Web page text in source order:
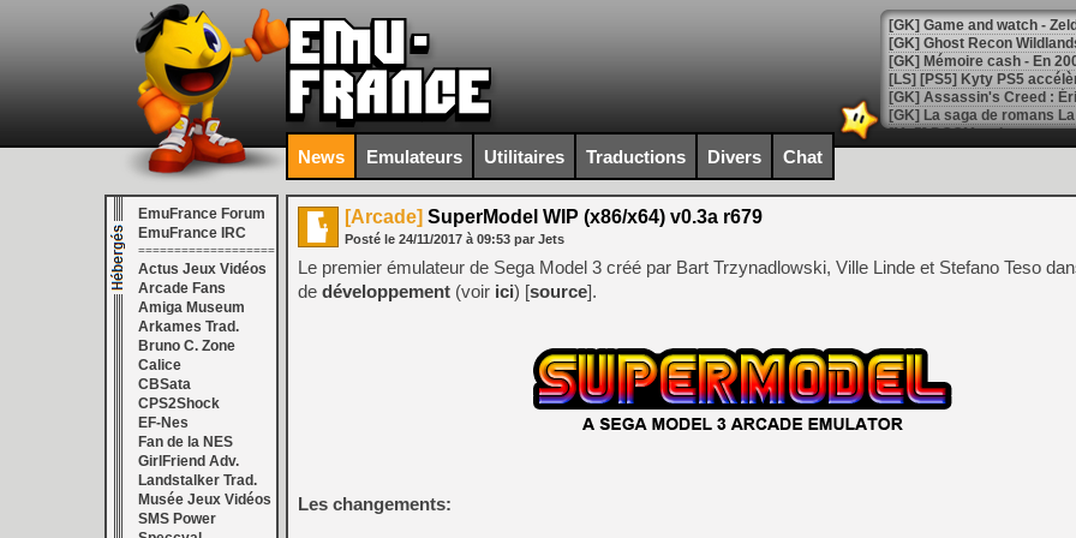
[Mo5] DOOM arrive en
[GK] Bethesda fête les 30
[GK] Roblox : l'action en
[GK] Agenda - GeForce
[GK] Devolver Digital en a
[LS] [PS5] ps5-y2jb-
[GK] Pourquoi Marvel
[GK] Test : Restory : Chill
[GK] GTA 6 : Rockstar
[GK] Hot Wheels Infinite
[GK] Mémoire cash -
[GK] Résultats Nintendo :
[GK] Déjà des
[Mo5] Brickboy cherche à
[GK] Minecraft et ses «
News Emulateurs Utilitaires Traductions Divers Chat
EmuFrance Forum
EmuFrance IRC
===================
Actus Jeux Vidéos
Arcade Fans
Amiga Museum
Arkames Trad.
Bruno C. Zone
Calice
CBSata
CPS2Shock
EF-Nes
Fan de la NES
GirlFriend Adv.
Landstalker Trad.
Musée Jeux Vidéos
SMS Power
[Arcade] SuperModel WIP (x86/x64) v0.3a r679
Posté le 24/11/2017 à 09:53 par Jets
Le premier émulateur de Sega Model 3 créé par Bart Trzynadlowski, Ville Linde et Stefano Teso
de développement (voir ici) [source].
Les changements: